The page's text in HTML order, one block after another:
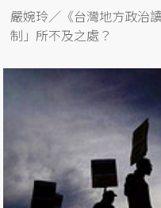
嚴婉玲／《台灣地方政治
制」所不及之處？